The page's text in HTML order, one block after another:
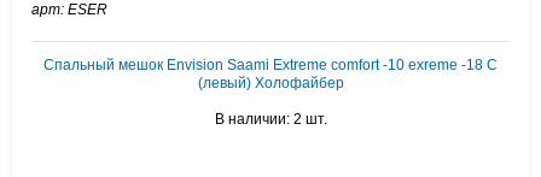
арт: ESER
Спальный мешок Envision Saami Extreme comfort -10 exreme -18 С
(левый) Холофайбер
В наличии: 2 шт.